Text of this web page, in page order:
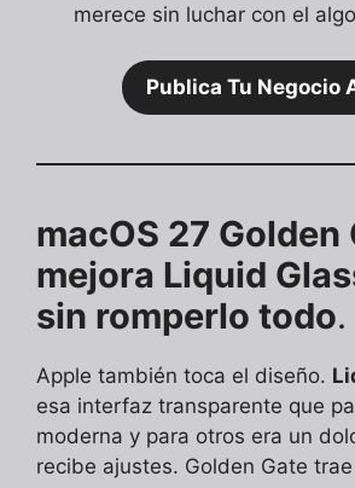
merece sin luchar con el
Publica Tu Negocio
macOS 27 Golden
mejora Liquid
sin romperlo todo.
Apple también toca el diseño.
esa interfaz transparente que
moderna y para otros era un
recibe ajustes. Golden Gate